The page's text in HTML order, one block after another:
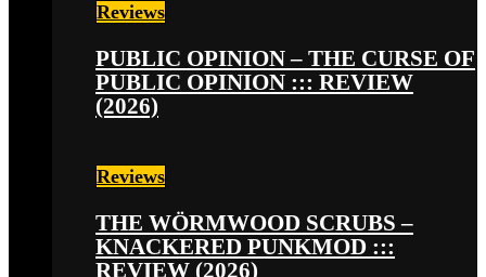
Reviews
PUBLIC OPINION – THE CURSE OF
PUBLIC OPINION ::: REVIEW
(2026)
Reviews
THE WÖRMWOOD SCRUBS –
KNACKERED PUNKMOD :::
REVIEW (2026)